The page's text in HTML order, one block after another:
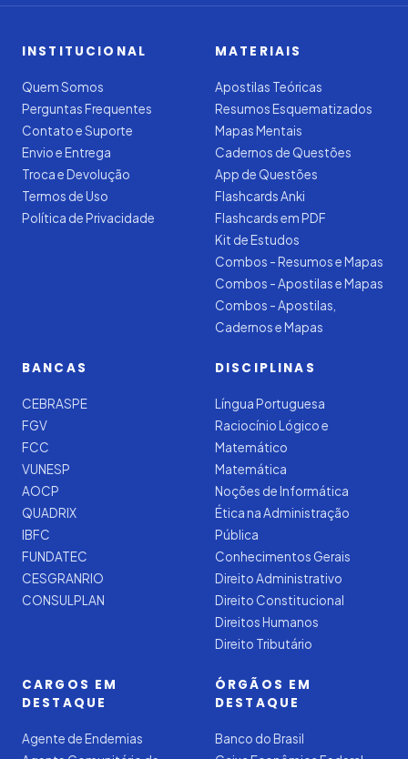
INSTITUCIONAL
Quem Somos
Perguntas Frequentes
Contato e Suporte
Envio e Entrega
Troca e Devolução
Termos de Uso
Política de Privacidade
MATERIAIS
Apostilas Teóricas
Resumos Esquematizados
Mapas Mentais
Cadernos de Questões
App de Questões
Flashcards Anki
Flashcards em PDF
Kit de Estudos
Combos - Resumos e Mapas
Combos - Apostilas e Mapas
Combos - Apostilas,
Cadernos e Mapas
BANCAS
CEBRASPE
FGV
FCC
VUNESP
AOCP
QUADRIX
IBFC
FUNDATEC
CESGRANRIO
CONSULPLAN
DISCIPLINAS
Língua Portuguesa
Raciocínio Lógico e
Matemático
Matemática
Noções de Informática
Ética na Administração
Pública
Conhecimentos Gerais
Direito Administrativo
Direito Constitucional
Direitos Humanos
Direito Tributário
CARGOS EM
DESTAQUE
Agente de Endemias
ÓRGÃOS EM
DESTAQUE
Banco do Brasil